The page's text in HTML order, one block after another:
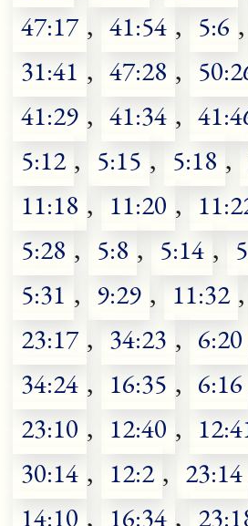
47:17 , 41:54 , 5:6 ,
31:41 , 47:28 ,
41:29 , 41:34 ,
5:12 , 5:15 , 5:18 ,
11:18 , 11:20 ,
5:28 , 5:8 , 5:14 ,
5:31 , 9:29 , 11:32 ,
23:17 , 34:23 , 6:20
34:24 , 16:35 , 6:16
23:10 , 12:40 ,
30:14 , 12:2 , 23:14
14:10 , 16:34 ,